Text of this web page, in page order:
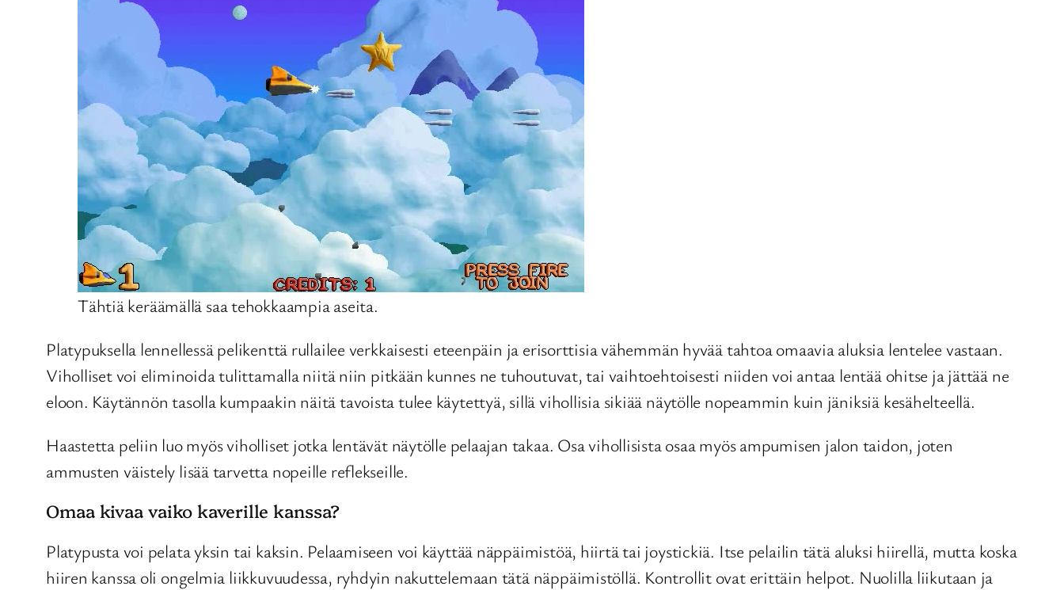
Tähtiä keräämällä saa tehokkaampia aseita.
Platypuksella lennellessä pelikenttä rullailee verkkaisesti eteenpäin ja erisorttisia vähemmän hyvää tahtoa omaavia aluksia lentelee vastaan.
Viholliset voi eliminoida tulittamalla niitä niin pitkään kunnes ne tuhoutuvat, tai vaihtoehtoisesti niiden voi antaa lentää ohitse ja jättää ne
eloon. Käytännön tasolla kumpaakin näitä tavoista tulee käytettyä, sillä vihollisia sikiää näytölle nopeammin kuin jäniksiä kesähelteellä.
Haastetta peliin luo myös viholliset jotka lentävät näytölle pelaajan takaa. Osa vihollisista osaa myös ampumisen jalon taidon, joten
ammusten väistely lisää tarvetta nopeille reflekseille.
Omaa kivaa vaiko kaverille kanssa?
Platypusta voi pelata yksin tai kaksin. Pelaamiseen voi käyttää näppäimistöä, hiirtä tai joystickiä. Itse pelailin tätä aluksi hiirellä, mutta koska
hiiren kanssa oli ongelmia liikkuvuudessa, ryhdyin nakuttelemaan tätä näppäimistöllä. Kontrollit ovat erittäin helpot. Nuolilla liikutaan ja